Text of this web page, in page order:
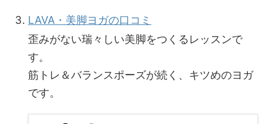
LAVA・美脚ヨガの口コミ
歪みがない瑞々しい美脚をつくるレッスンで
す。
筋トレ＆バランスポーズが続く、キツめのヨガ
です。